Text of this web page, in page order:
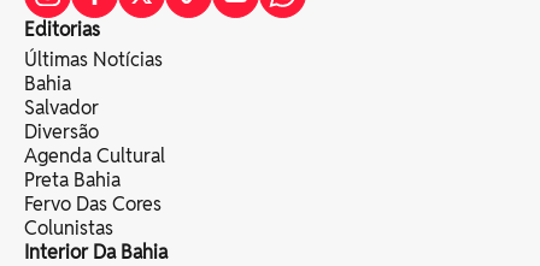
Editorias
Últimas Notícias
Bahia
Salvador
Diversão
Agenda Cultural
Preta Bahia
Fervo Das Cores
Colunistas
Interior Da Bahia